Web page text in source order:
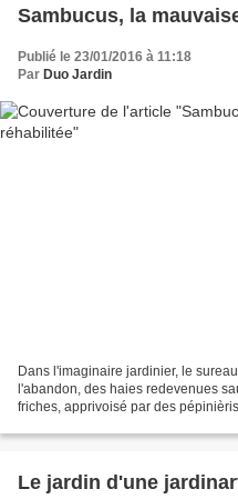
Sambucus, la
Publié le 23/01/2016 à 11:18
Par Duo Jardin
Dans l'imaginaire jardinier, le
l'abandon, des haies redevenues
friches, apprivoisé par des
Le jardin d'une